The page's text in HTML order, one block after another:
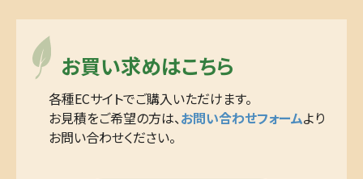
お買い求めはこちら
各種ECサイトでご購入いただけます。
お見積をご希望の方は、お問い合わせフォームより
お問い合わせください。